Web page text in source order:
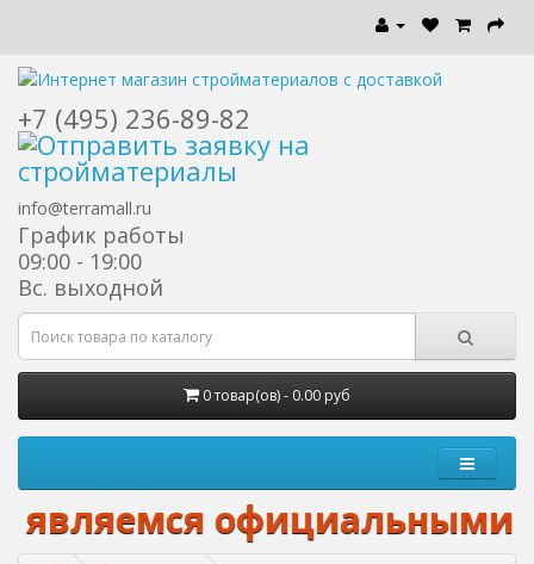
+7 (495) 236-89-82
info@terramall.ru
График работы
09:00 - 19:00
Вс. выходной
0 товар(ов) - 0.00 руб
официальными